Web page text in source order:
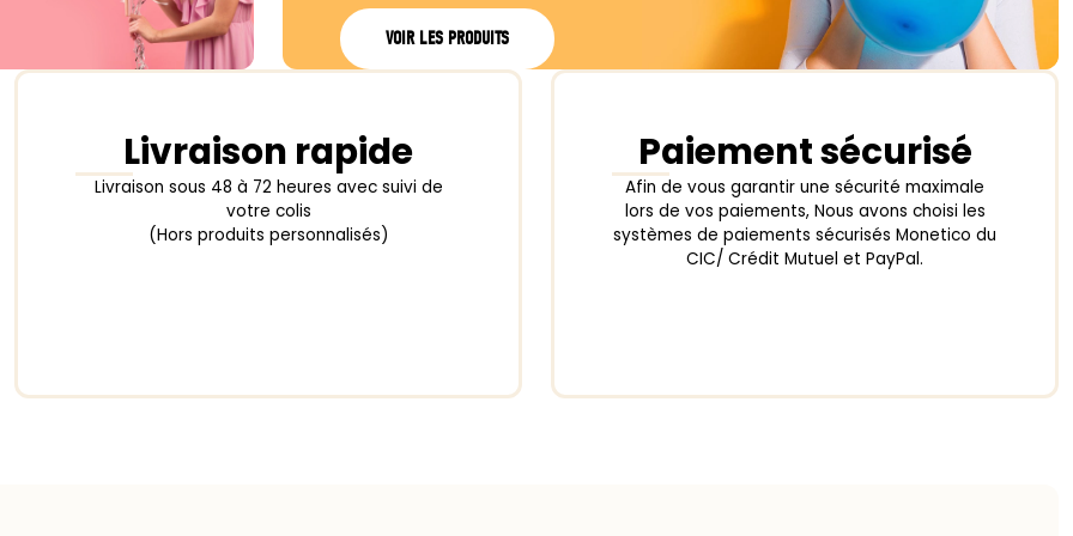
VOIR LES PRODUITS
Livraison rapide
Livraison sous 48 à 72 heures avec suivi de
votre colis
(Hors produits personnalisés)
Paiement sécurisé
Afin de vous garantir une sécurité maximale
lors de vos paiements, Nous avons choisi les
systèmes de paiements sécurisés Monetico du
CIC/ Crédit Mutuel et PayPal.